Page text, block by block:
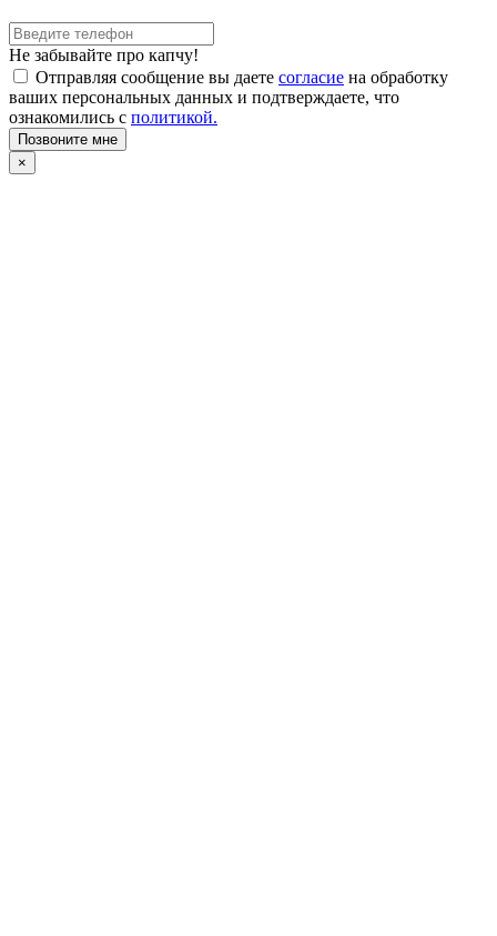
Не забывайте про капчу!
Отправляя сообщение вы даете согласие на обработку
ваших персональных данных и подтверждаете, что
ознакомились с политикой.
Позвоните мне
×